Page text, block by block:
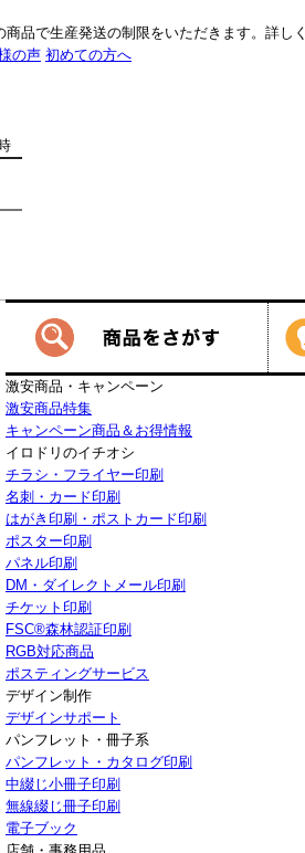
で生産発送の制限をいただきます。詳しくは
の声 初めての方へ
激安商品・キャンペーン
激安商品特集
キャンペーン商品＆お得情報
イロドリのイチオシ
チラシ・フライヤー印刷
名刺・カード印刷
はがき印刷・ポストカード印刷
ポスター印刷
パネル印刷
DM・ダイレクトメール印刷
チケット印刷
FSC®森林認証印刷
RGB対応商品
ポスティングサービス
デザイン制作
デザインサポート
パンフレット・冊子系
パンフレット・カタログ印刷
中綴じ小冊子印刷
無線綴じ冊子印刷
電子ブック